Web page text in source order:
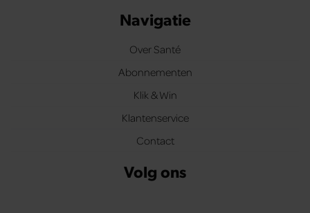
Navigatie
Over Santé
Abonnementen
Klik & Win
Klantenservice
Contact
Volg ons